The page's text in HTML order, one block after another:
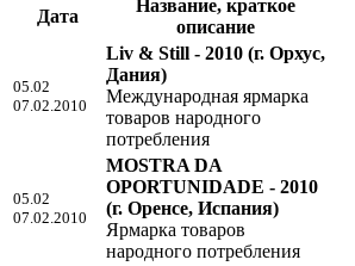
Дата
Название, краткое
описание
05.02
07.02.2010
Liv & Still - 2010 (г. Орхус,
Дания)
Международная ярмарка
товаров народного
потребления
05.02
07.02.2010
MOSTRA DA
OPORTUNIDADE - 2010
(г. Оренсе, Испания)
Ярмарка товаров
народного потребления